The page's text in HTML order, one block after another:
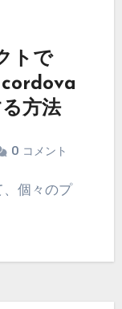
トで
方法
0 コメント